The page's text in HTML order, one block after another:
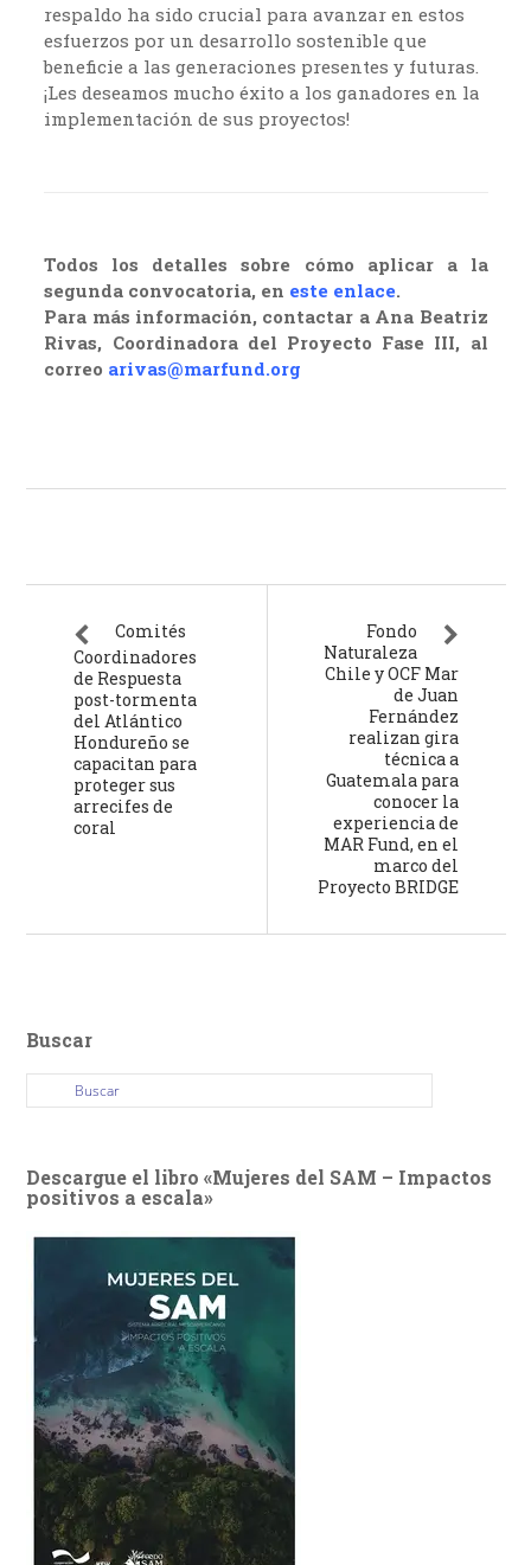
respaldo ha sido crucial para avanzar en estos
esfuerzos por un desarrollo sostenible que
beneficie a las generaciones presentes y futuras.
¡Les deseamos mucho éxito a los ganadores en la
implementación de sus proyectos!
Todos los detalles sobre cómo aplicar a la
segunda convocatoria, en este enlace.
Para más información, contactar a Ana Beatriz
Rivas, Coordinadora del Proyecto Fase III, al
correo arivas@marfund.org
Comités
Coordinadores
de Respuesta
post-tormenta
del Atlántico
Hondureño se
capacitan para
proteger sus
arrecifes de
coral
Fondo
Naturaleza
Chile y OCF Mar
de Juan
Fernández
realizan gira
técnica a
Guatemala para
conocer la
experiencia de
MAR Fund, en el
marco del
Proyecto BRIDGE
Buscar
Descargue el libro «Mujeres del SAM – Impactos
positivos a escala»